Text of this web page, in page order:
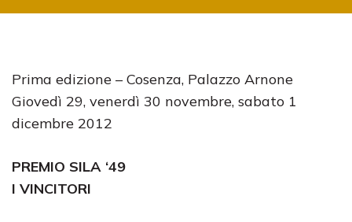
Prima edizione – Cosenza, Palazzo Arnone
Giovedì 29, venerdì 30 novembre, sabato 1
dicembre 2012
PREMIO SILA ‘49
I VINCITORI